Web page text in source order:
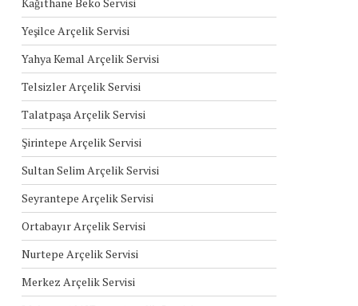
Yeşilce Arçelik Servisi
Yahya Kemal Arçelik Servisi
Telsizler Arçelik Servisi
Talatpaşa Arçelik Servisi
Şirintepe Arçelik Servisi
Sultan Selim Arçelik Servisi
Seyrantepe Arçelik Servisi
Ortabayır Arçelik Servisi
Nurtepe Arçelik Servisi
Merkez Arçelik Servisi